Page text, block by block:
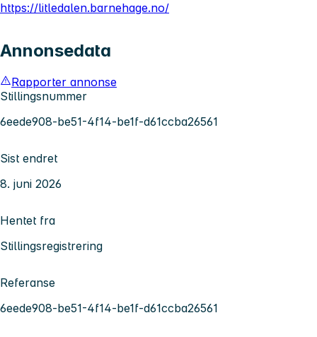
https://litledalen.barnehage.no/
Annonsedata
Rapporter annonse
Stillingsnummer
6eede908-be51-4f14-be1f-d61ccba26561
Sist endret
8. juni 2026
Hentet fra
Stillingsregistrering
Referanse
6eede908-be51-4f14-be1f-d61ccba26561